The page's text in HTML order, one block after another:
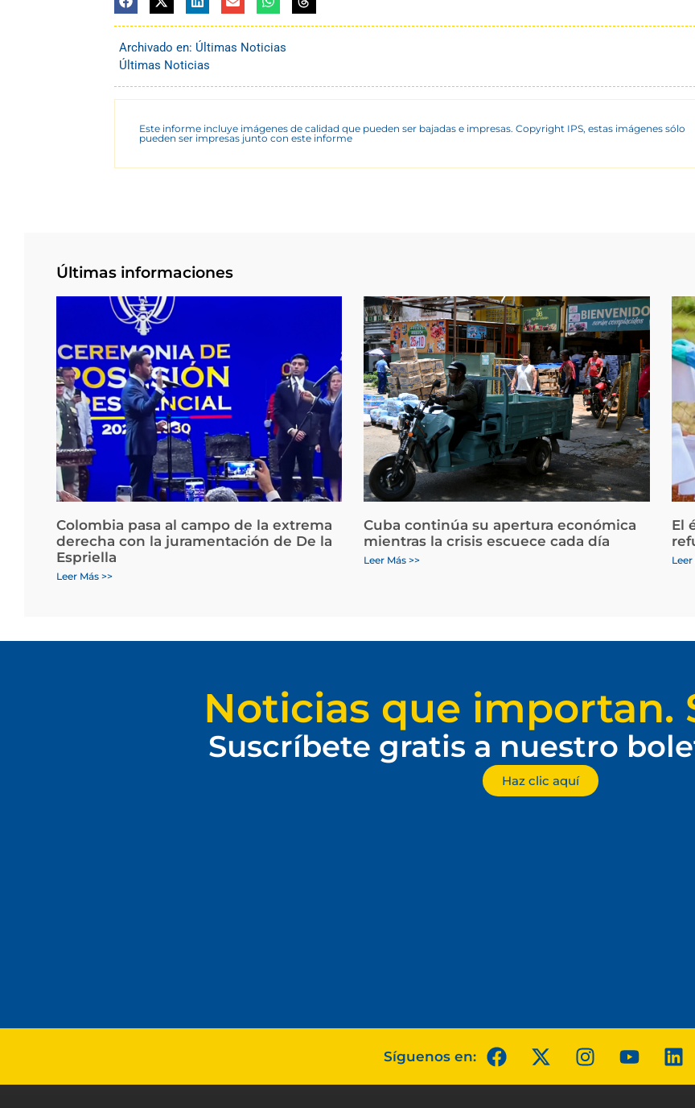
Archivado en: Últimas Noticias
Últimas Noticias
Este informe incluye imágenes de calidad que pueden ser bajadas e impresas. Copyright IPS, estas imágenes sólo
pueden ser impresas junto con este informe
Últimas informaciones
Colombia pasa al campo de la extrema
derecha con la juramentación de De la
Espriella
Leer Más >>
Cuba continúa su apertura económica
mientras la crisis escuece cada día
Leer Más >>
El
Leer
Noticias que importan.
Suscríbete gratis a nuestro
Haz clic aquí
Síguenos en: